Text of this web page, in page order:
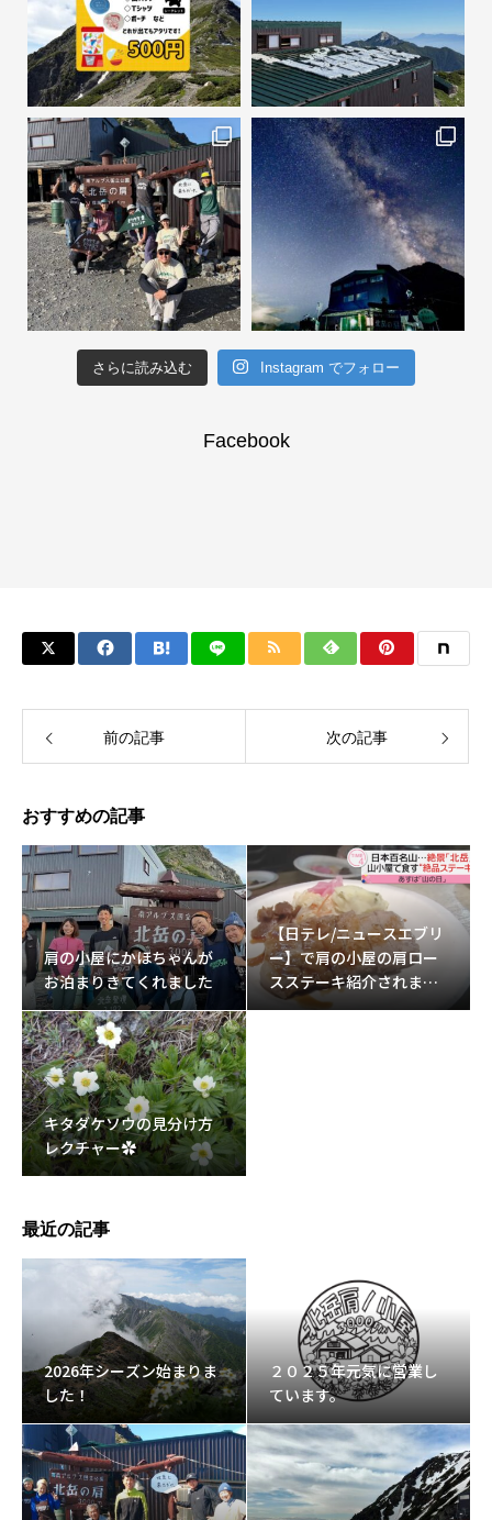
さらに読み込む Instagram でフォロー
Facebook
前の記事 次の記事
おすすめの記事
肩の小屋にかほちゃんが
お泊まりきてくれました
【日テレ/ニュースエブリ
ー】で肩の小屋の肩ロー
スステーキ紹介されまし
た。
キタダケソウの見分け方
レクチャー✿
最近の記事
2026年シーズン始まりま
した！
２０２５年元気に営業し
ています。